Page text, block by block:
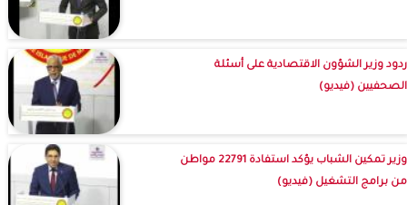
ردود وزير الشؤون الاقتصادية على أسئلة
الصحفيين (فيديو)
وزير تمكين الشباب يؤكد استفادة 22791 مواطن
من برامج التشغيل (فيديو)